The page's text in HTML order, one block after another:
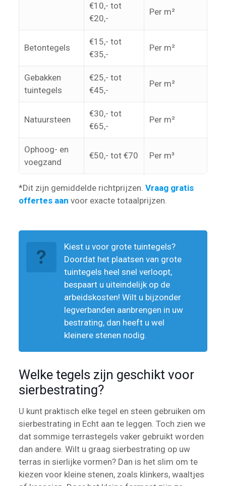
€10,- tot
€20,-
Per m²
Betontegels
€15,- tot
€35,-
Per m²
Gebakken
tuintegels
€25,- tot
€45,-
Per m²
Natuursteen
€30,- tot
€65,-
Per m²
Ophoog- en
voegzand
€50,- tot €70 Per m³
*Dit zijn gemiddelde richtprijzen. Vraag gratis
offertes aan voor exacte totaalprijzen.
Kiest u voor grote tuintegels?
Doordat het plaatsen van grote
tuintegels heel snel verloopt,
bespaart u uiteindelijk op de
arbeidskosten! Wilt u bijzonder
legverbanden aanbrengen in uw
bestrating, dan heeft u wel
kleinere stenen nodig.
Welke tegels zijn geschikt voor
sierbestrating?
U kunt praktisch elke tegel en steen gebruiken om
sierbestrating in Echt aan te leggen. Toch zien we
dat sommige terrastegels vaker gebruikt worden
dan andere. Wilt u graag sierbestrating op uw
terras in sierlijke vormen? Dan is het slim om te
kiezen voor kleine stenen, zoals klinkers, waaltjes